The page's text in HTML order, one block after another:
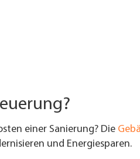
einer Sanierung? Die
und Energiesparen.